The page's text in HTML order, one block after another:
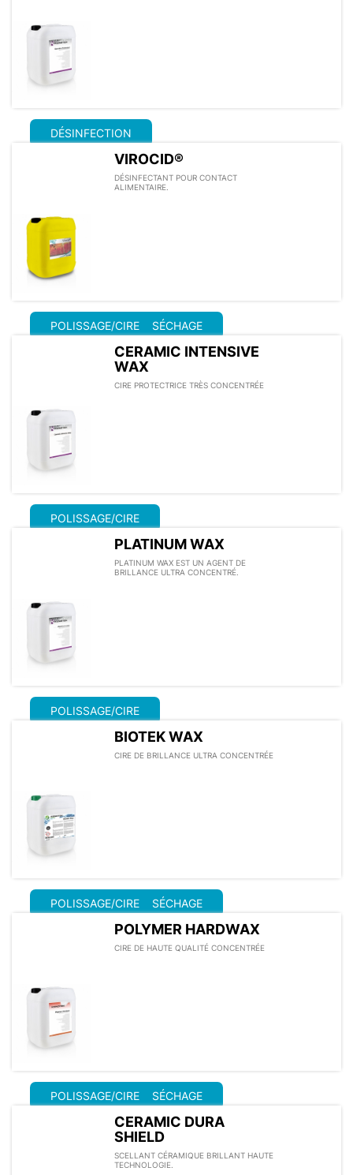
DÉSINFECTION
VIROCID®
DÉSINFECTANT POUR CONTACT
ALIMENTAIRE.
POLISSAGE/CIRE SÉCHAGE
CERAMIC INTENSIVE
WAX
CIRE PROTECTRICE TRÈS CONCENTRÉE
POLISSAGE/CIRE
PLATINUM WAX
PLATINUM WAX EST UN AGENT DE
BRILLANCE ULTRA CONCENTRÉ.
POLISSAGE/CIRE
BIOTEK WAX
CIRE DE BRILLANCE ULTRA CONCENTRÉE
POLISSAGE/CIRE SÉCHAGE
POLYMER HARDWAX
CIRE DE HAUTE QUALITÉ CONCENTRÉE
POLISSAGE/CIRE SÉCHAGE
CERAMIC DURA
SHIELD
SCELLANT CÉRAMIQUE BRILLANT HAUTE
TECHNOLOGIE.